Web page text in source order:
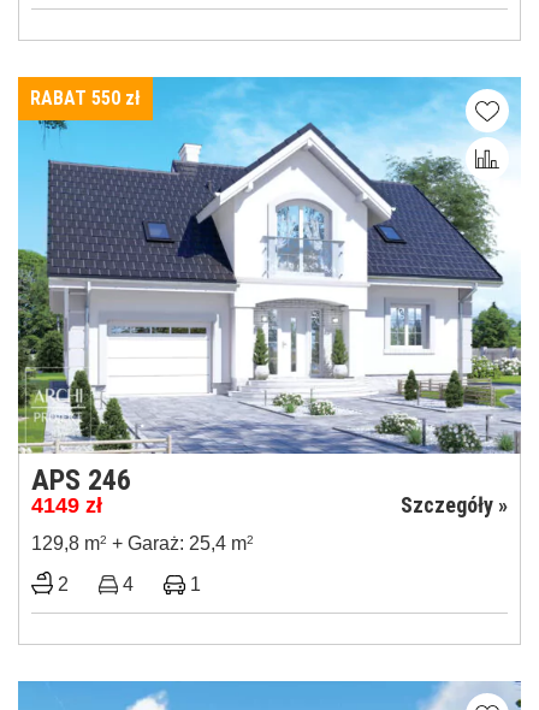
RABAT 550 zł
APS 246
4149 zł Szczegóły »
129,8 m2 + Garaż: 25,4 m2
2 4 1